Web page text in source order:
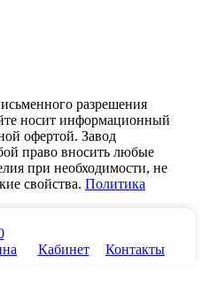
разрешения
носит информационный
офертой. Завод
право вносить любые
при необходимости, не
свойства. Политика
Кабинет Контакты